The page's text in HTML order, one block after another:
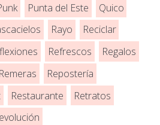
Punta del Este
Quico
Rayo
Reciclar
Refrescos
Regalos
Remeras
Repostería
Restaurante
Retratos